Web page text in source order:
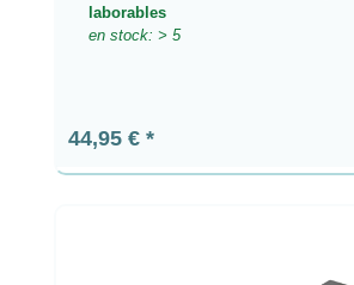
laborables
en stock: > 5
Precio normal:
44,95 €